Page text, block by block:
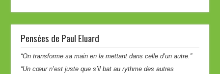
Pensées de Paul Eluard
“On transforme sa main en la mettant dans celle d’un autre.”
“Un cœur n’est juste que s’il bat au rythme des autres